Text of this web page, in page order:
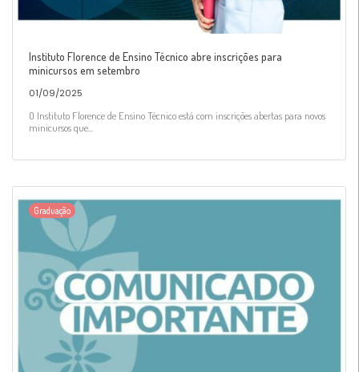
Instituto Florence de Ensino Técnico abre inscrições para
minicursos em setembro
01/09/2025
O Instituto Florence de Ensino Técnico está com inscrições abertas para novos
minicursos que...
Graduação